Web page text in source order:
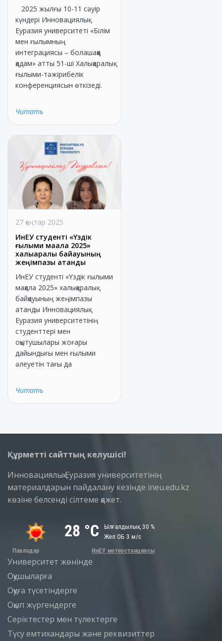
2025 жылғы 10-11 сәуір
күндері Инновациялық
Еуразия университеті «Білім
мен ғылымның
интеграциясы – болашаққа
қадам» атты 51-ші Халықаралық
ғылыми-тәжірибелік
конференциясын өткізеді.
Читать
27 қаңтар 2025
ИнЕУ студенті «Үздік
ғылыми мақала 2025»
халықаралық байқауының
жеңімпазы атанды
ИнЕУ студенті «Үздік ғылыми
мақала 2025» халықаралық
байқауының жеңімпазы
атанды Инновациялық
Еуразия университетінің
студенттері мен
оқытушылары жоғары
дайындығы мен ғылыми
әлеуетін тағы да
Читать
Құрметті сайттың келушісі!
Инновациялық Еуразия университетінің
материалдарын пайдалану кезінде ineu.edu.kz
көзіне белсенді сілтеме қажет.
Университет жөнінде
Оқушыларға
Оқуға түсетіндерге
Оқып жүргендерге
Серіктестер мен түлектерге
Түсу емтихандары және реквизиттер